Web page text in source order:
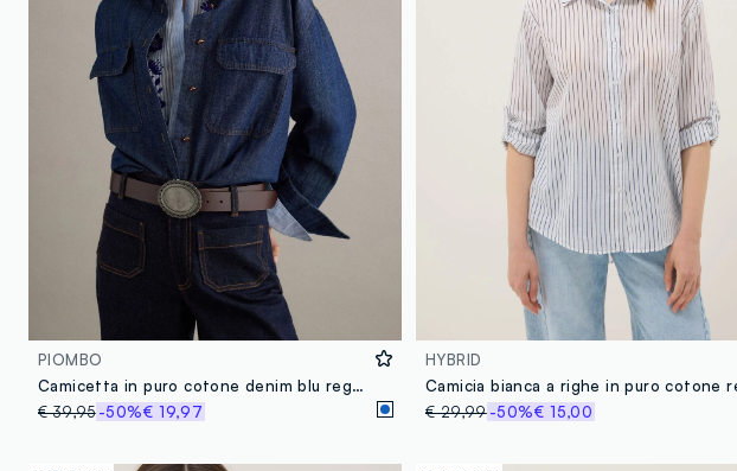
PIOMBO
Camicetta in puro cotone denim blu regular fit
€ 39,95-50%€ 19,97
HYBRID
€ 29,99-50%€ 15,00